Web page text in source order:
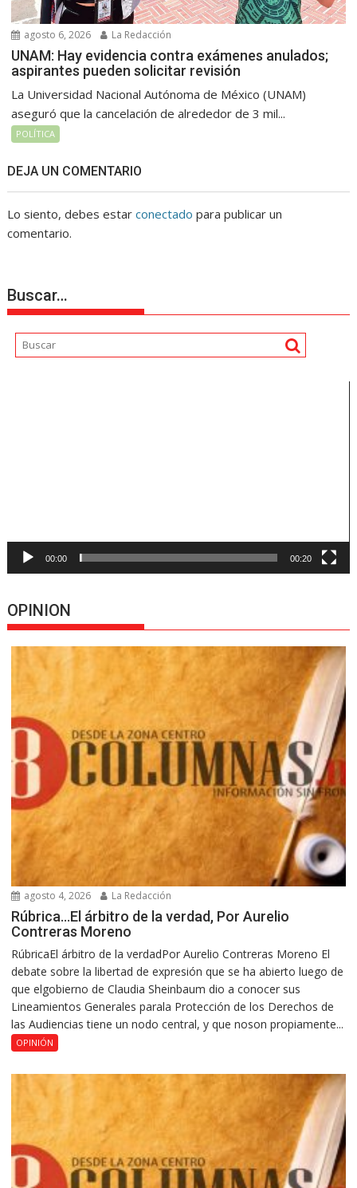
agosto 6, 2026 La Redacción
UNAM: Hay evidencia contra exámenes anulados;
aspirantes pueden solicitar revisión
La Universidad Nacional Autónoma de México (UNAM)
aseguró que la cancelación de alrededor de 3 mil...
POLÍTICA
DEJA UN COMENTARIO
Lo siento, debes estarconectado para publicar un
comentario.
Buscar…
00:00 00:20
OPINION
agosto 4, 2026 La Redacción
Rúbrica…El árbitro de la verdad, Por Aurelio
Contreras Moreno
RúbricaEl árbitro de la verdadPor Aurelio Contreras Moreno El
debate sobre la libertad de expresión que se ha abierto luego de
que elgobierno de Claudia Sheinbaum dio a conocer sus
Lineamientos Generales parala Protección de los Derechos de
las Audiencias tiene un nodo central, y que noson propiamente...
OPINIÓN